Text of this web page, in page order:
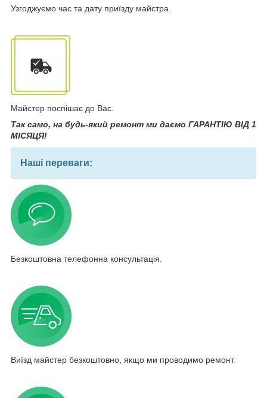
Узгоджуємо час та дату приїзду майстра.
Майстер поспішає до Вас.
Так само, на будь-який ремонт ми даємо ГАРАНТІЮ ВІД 1
МІСЯЦЯ!
Наші переваги:
Безкоштовна телефонна консультація.
Виїзд майстер безкоштовно, якщо ми проводимо ремонт.